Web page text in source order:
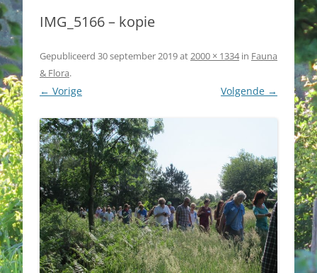
IMG_5166 – kopie
Gepubliceerd 30 september 2019at2000 × 1334in Fauna
& Flora.
← Vorige Volgende →